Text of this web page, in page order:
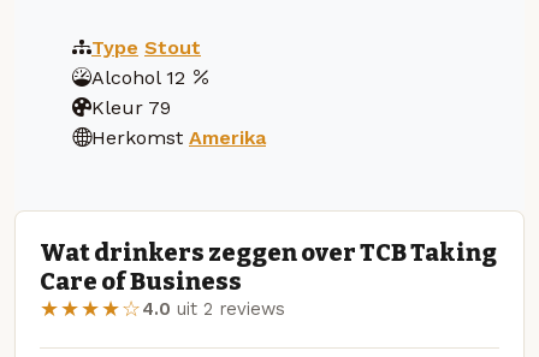
Type Stout
Alcohol 12
Kleur 79
Herkomst Amerika
Wat drinkers zeggen over TCB Taking
Care of Business
★★★★☆4.0 uit 2 reviews